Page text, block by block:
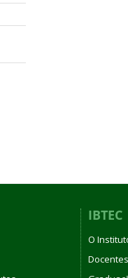
IBTEC
O